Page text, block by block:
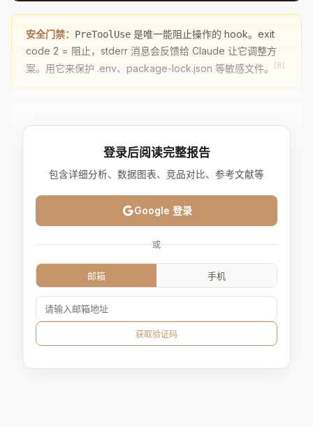
安全门禁： PreToolUse 是唯一能阻止操作的 hook。exit
code 2 = 阻止，stderr 消息会反馈给 Claude 让它调整方
案。用它来保护 .env、package-lock.json 等敏感文件。
[8]
登录后阅读完整报告
包含详细分析、数据图表、竞品对比、参考文献等
Google 登录
或
邮箱 手机
获取验证码